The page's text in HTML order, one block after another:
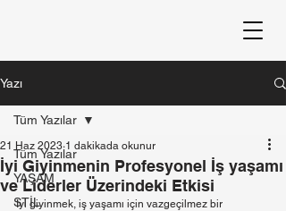
Yazı
Tüm Yazılar
YAŞAM
STİL
Tüm Yazılar
İyi Giyinmenin Profesyonel İş yaşamı
ve Liderler Üzerindeki Etkisi
21 Haz 2023 1 dakikada okunur
İyi giyinmek, iş yaşamı için vazgeçilmez bir